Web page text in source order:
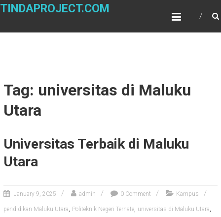
Skip
TINDAPROJECT.COM
Tag: universitas di Maluku
Utara
Universitas Terbaik di Maluku
Utara
January 9, 2025 admin 0 Comment Kampus
pendidikan Maluku Utara, Politeknik Negeri Ternate, universitas di Maluku Utara,